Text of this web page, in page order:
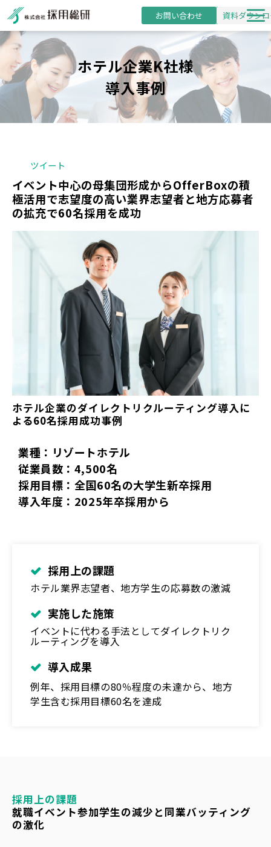
お問い合わせ 資料ダウン
新卒採用支援
研修事業
導入事例
採用・研修コラム
ホテル企業K社様
導入事例
ツイート
イベント中心の母集団形成からOfferBoxの積
極活用で志望度の高い業界志望者と地方応募者
の拡充で60名採用を成功
ホテル企業のダイレクトリクルーティング導入に
よる60名採用成功事例
業種：リゾートホテル
従業員数：4,500名
採用目標：全国60名の大学生新卒採用
導入年度：2025年卒採用から
採用上の課題
ホテル業界志望者、地方学生の応募数の激減
実施した施策
イベントに代わる手法としてダイレクトリク
ルーティングを導入
導入成果
例年、採用目標の80％程度の未達から、地方
学生含む採用目標60名を達成
採用上の課題
就職イベント参加学生の減少と同業バッティング
の激化